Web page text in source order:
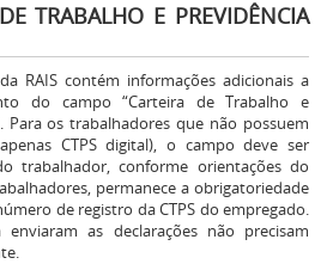
TRABALHO E PREVIDÊNCIA
RAIS contém informações adicionais a
do campo “Carteira de Trabalho e
Para os trabalhadores que não possuem
CTPS digital), o campo deve ser
trabalhador, conforme orientações do
permanece a obrigatoriedade
de registro da CTPS do empregado.
as declarações não precisam